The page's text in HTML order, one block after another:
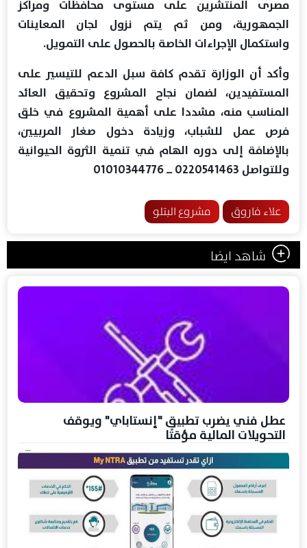
مصرى المنتشرين على مستوى محافظات ومراكز
الجمهورية، ومن ثم يتم نزول لجان المعاينات
واستكمال الإجراءات الخاصة بالحصول على التمويل.
وأكد أن الوزارة تقدم كافة سبل الدعم للتيسير على
المستفيدين، لضمان نجاح المشروع وتحقيق العائد
المناسب منه، مشددا على أهمية المشروع في خلق
فرص عمل للشباب، وزيادة دخول صغار المربيين،
بالإضافة إلى دوره الهام في تنمية الثروة الحيوانية
وللتواصل 0220541463 ــــ 01010344776
علاء فاروق مشروع البتلو
شاهد ايضا
عطل فني يضرب تطبيق "إنستاباي" ويوقف
التحويلات المالية مؤقتًا